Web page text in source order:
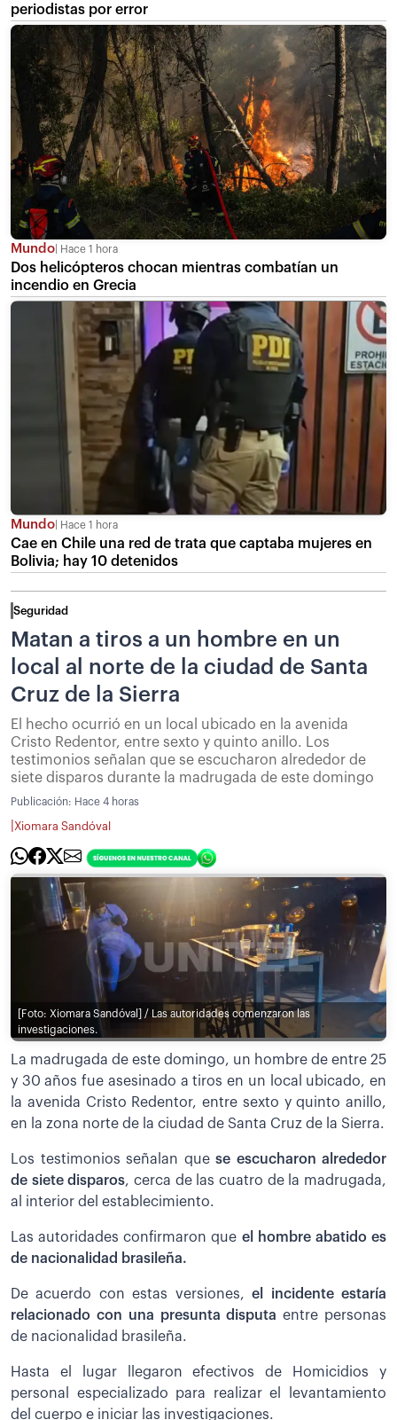
periodistas por error
Mundo Hace 1 hora
Dos helicópteros chocan mientras combatían un
incendio en Grecia
Mundo Hace 1 hora
Cae en Chile una red de trata que captaba mujeres en
Bolivia; hay 10 detenidos
Seguridad
Matan a tiros a un hombre en un
local al norte de la ciudad de Santa
Cruz de la Sierra
El hecho ocurrió en un local ubicado en la avenida
Cristo Redentor, entre sexto y quinto anillo. Los
testimonios señalan que se escucharon alrededor de
siete disparos durante la madrugada de este domingo
Publicación: Hace 4 horas
Xiomara Sandóval
[Foto: Xiomara Sandóval] / Las autoridades comenzaron las
investigaciones.
La madrugada de este domingo, un hombre de entre 25
y 30 años fue asesinado a tiros en un local ubicado, en
la avenida Cristo Redentor, entre sexto y quinto anillo,
en la zona norte de la ciudad de Santa Cruz de la Sierra.
Los testimonios señalan que se escucharon alrededor
de siete disparos, cerca de las cuatro de la madrugada,
al interior del establecimiento.
Las autoridades confirmaron que el hombre abatido es
de nacionalidad brasileña.
De acuerdo con estas versiones,el incidente estaría
relacionado con una presunta disputaentre personas
de nacionalidad brasileña.
Hasta el lugar llegaron efectivos de Homicidios y
personal especializado para realizar el levantamiento
del cuerpo e iniciar las investigaciones.